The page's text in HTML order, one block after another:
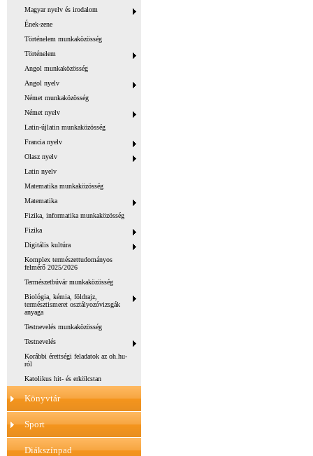
Magyar nyelv és irodalom
Ének-zene
Történelem munkaközösség
Történelem
Angol munkaközösség
Angol nyelv
Német munkaközösség
Német nyelv
Latin-újlatin munkaközösség
Francia nyelv
Olasz nyelv
Latin nyelv
Matematika munkaközösség
Matematika
Fizika, informatika munkaközösség
Fizika
Digitális kultúra
Komplex természettudományos
felmérő 2025/2026
Természetbúvár munkaközösség
Biológia, kémia, földrajz,
természtismeret osztályozóvizsgák
anyaga
Testnevelés munkaközösség
Testnevelés
Korábbi érettségi feladatok az oh.hu-
ról
Katolikus hit- és erkölcstan
Könyvtár
Sport
Diákszínpad